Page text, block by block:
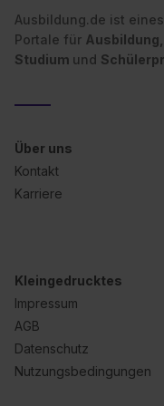
Ausbildung.de ist
Portale für
Studium und
Über uns
Kontakt
Karriere
Kleingedrucktes
Impressum
AGB
Datenschutz
Nutzungsbedingungen